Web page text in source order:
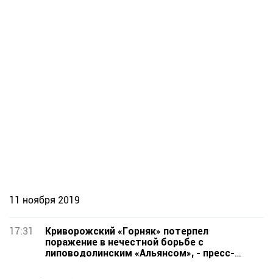
11 ноября 2019
17:31
Криворожский «Горняк» потерпел
поражение в нечестной борьбе с
липоводолинским «Альянсом», - пресс-